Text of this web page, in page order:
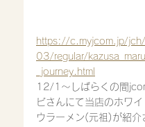
https://c.myjcom.jp/jch/
03/regular/
_journey.html
12/1〜しばらくの間
ビさんにて当店のホワイ
ウラーメン(元祖)が紹介